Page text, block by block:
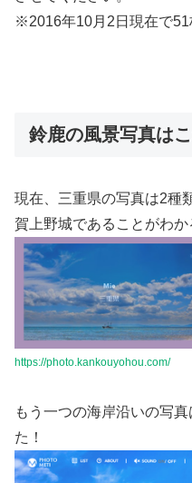
※2016年10月2日現在で51
鈴鹿の風景写真は
現在、三重県の写真は2種
賀上野城であることがわか
https://photo.kankouyohou.com/
もう一つの海岸沿いの写
た！